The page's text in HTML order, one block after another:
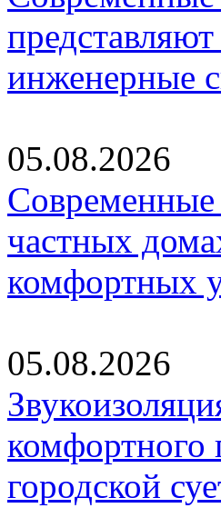
инженерные
05.08.2026
Современные
частных
комфортных
05.08.2026
комфортного
городской